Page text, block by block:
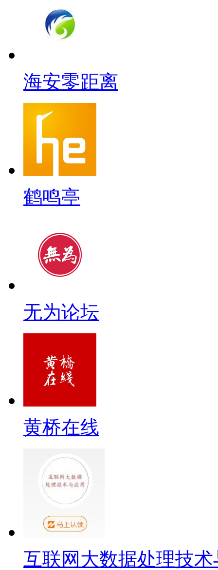
海安零距离
鹤鸣亭
无为论坛
黄桥在线
互联网大数据处理技